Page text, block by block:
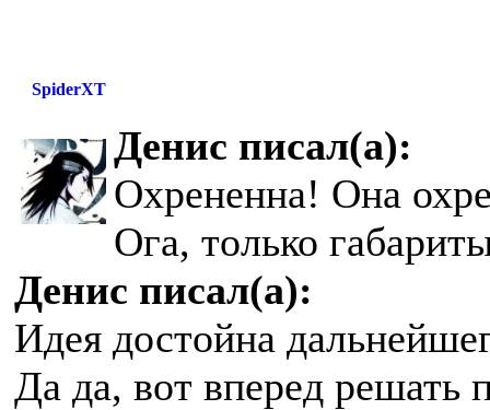
SpiderXT
Денис писал(а):
Охрененна! Она
Ога, только
Денис писал(а):
Идея достойна
Да да, вот вперед решать